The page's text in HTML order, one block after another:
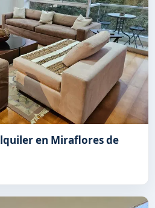
en Miraflores de